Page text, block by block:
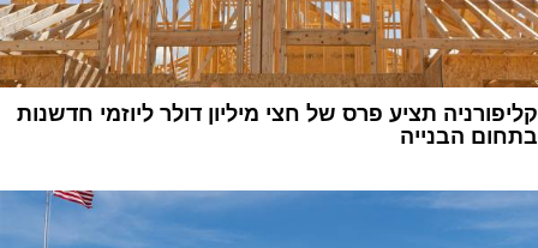
קליפורניה תציע פרס של חצי מיליון דולר ליוזמי חדשנות
בתחום הבנייה